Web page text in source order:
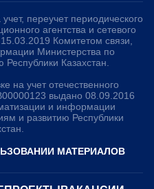
переучет периодического
агентства и сетевого
Комитетом связи,
Министерства по
Казахстан.
на учет отечественного
выдано 08.09.2016
и информации
и развитию Республики
МАТЕРИАЛОВ